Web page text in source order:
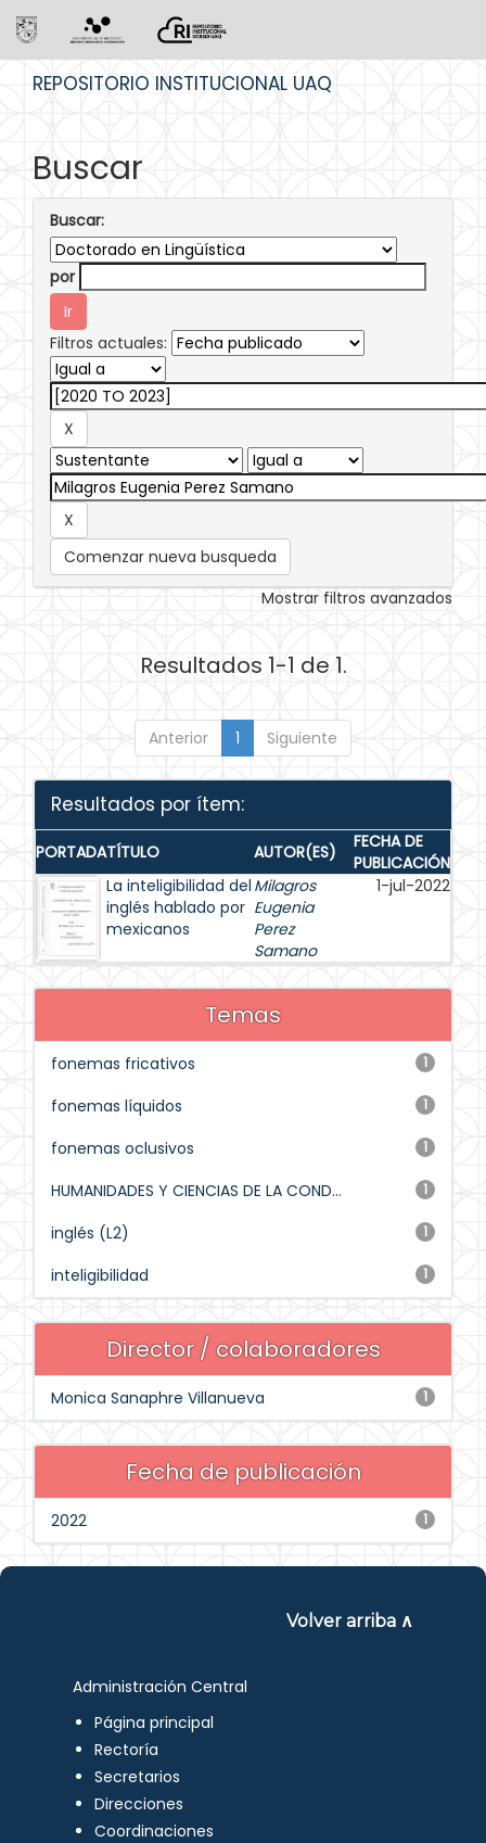
REPOSITORIO INSTITUCIONAL UAQ
Buscar
Buscar:
por
Filtros actuales:
Comenzar nueva busqueda
Mostrar filtros avanzados
Resultados 1-1 de 1.
Anterior 1 Siguiente
Resultados por ítem:
PORTADATÍTULO AUTOR(ES)
FECHA DE
PUBLICACIÓN
La inteligibilidad del
inglés hablado por
mexicanos
Milagros
Eugenia
Perez
Samano
1-jul-2022
Temas
1
fonemas fricativos
1
fonemas líquidos
1
fonemas oclusivos
1
HUMANIDADES Y CIENCIAS DE LA COND...
1
inglés (L2)
1
inteligibilidad
Director / colaboradores
1
Monica Sanaphre Villanueva
Fecha de publicación
1
2022
Volver arriba ∧
Administración Central
Página principal
Rectoría
Secretarios
Direcciones
Coordinaciones